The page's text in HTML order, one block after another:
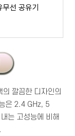
무선 공유기
깔끔한 디자인의
은 2.4 GHz, 5
는 고성능에 비해